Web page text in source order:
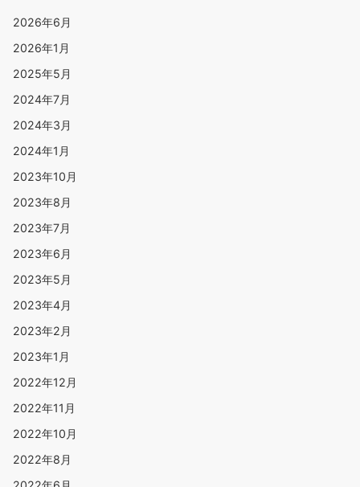
2026年6月
2026年1月
2025年5月
2024年7月
2024年3月
2024年1月
2023年10月
2023年8月
2023年7月
2023年6月
2023年5月
2023年4月
2023年2月
2023年1月
2022年12月
2022年11月
2022年10月
2022年8月